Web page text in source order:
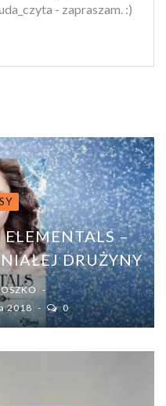
- zapraszam. :)
–
DRUŻYNY
2018
0